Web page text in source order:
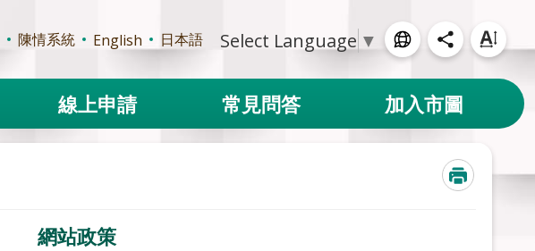
陳情系統 English 日本語 Select Language ▼
線上申請 常見問答 加入市圖
網站政策